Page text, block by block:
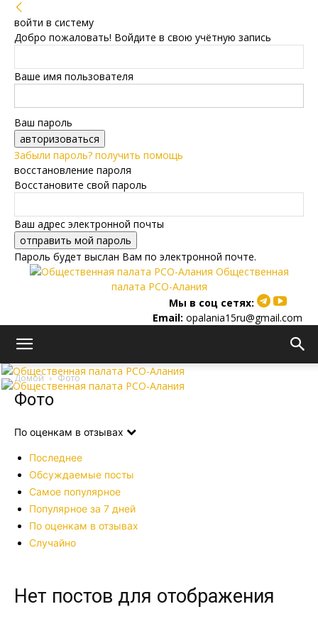
войти в систему
Добро пожаловать! Войдите в свою учётную запись
Ваше имя пользователя
Ваш пароль
Забыли пароль? получить помощь
восстановление пароля
Восстановите свой пароль
Ваш адрес электронной почты
Пароль будет выслан Вам по электронной почте.
Общественная
палата РСО-Алания
Мы в соц сетях:
Email: opalania15ru@gmail.com
Домой Фото
Фото
По оценкам в отзывах
Последнее
Обсуждаемые посты
Самое популярное
Популярное за 7 дней
По оценкам в отзывах
Случайно
Нет постов для отображения